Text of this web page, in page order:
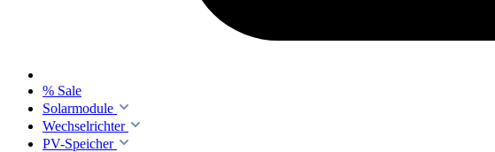
% Sale
Solarmodule
Wechselrichter
PV-Speicher